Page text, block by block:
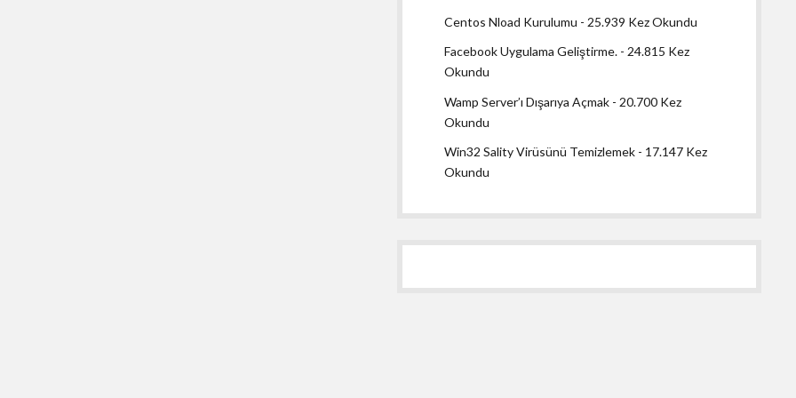
Centos Nload Kurulumu - 25.939 Kez Okundu
Facebook Uygulama Geliştirme. - 24.815 Kez
Okundu
Wamp Server’ı Dışarıya Açmak - 20.700 Kez
Okundu
Win32 Sality Virüsünü Temizlemek - 17.147 Kez
Okundu